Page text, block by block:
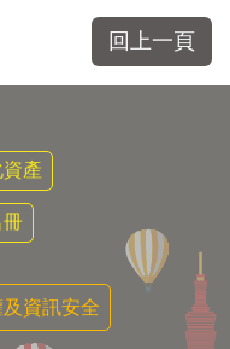
回上一頁
產
冊
及資訊安全